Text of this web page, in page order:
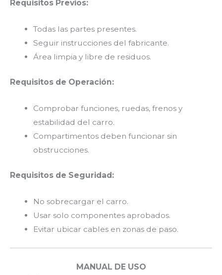
Requisitos Previos:
Todas las partes presentes.
Seguir instrucciones del fabricante.
Área limpia y libre de residuos.
Requisitos de Operación:
Comprobar funciones, ruedas, frenos y
estabilidad del carro.
Compartimentos deben funcionar sin
obstrucciones.
Requisitos de Seguridad:
No sobrecargar el carro.
Usar solo componentes aprobados.
Evitar ubicar cables en zonas de paso.
MANUAL DE USO